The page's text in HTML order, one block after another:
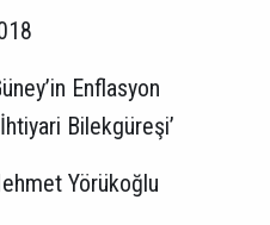
Enflasyon
Bilekgüreşi’
Yörükoğlu